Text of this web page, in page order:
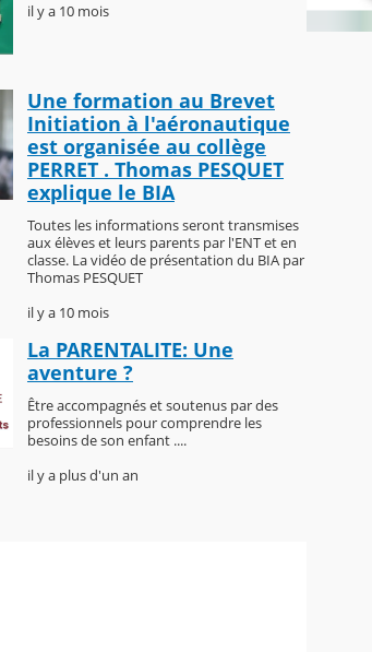
il y a 10 mois
Une formation au Brevet
Initiation à l'aéronautique
est organisée au collège
PERRET . Thomas PESQUET
explique le BIA
Toutes les informations seront transmises
aux élèves et leurs parents par l'ENT et en
classe. La vidéo de présentation du BIA par
Thomas PESQUET
il y a 10 mois
La PARENTALITE: Une
aventure ?
Être accompagnés et soutenus par des
professionnels pour comprendre les
besoins de son enfant ....
il y a plus d'un an